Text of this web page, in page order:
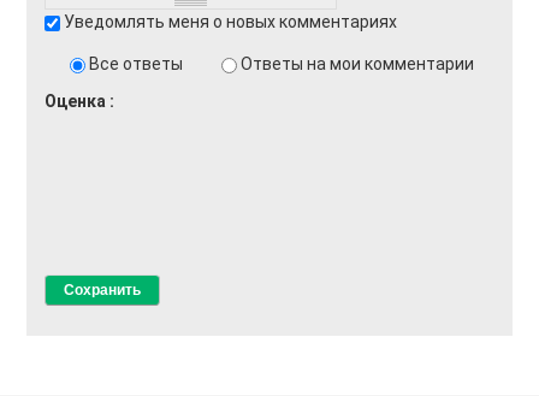
Возврат товара
Уведомлять меня о новых комментариях
Все ответы
Ответы на мои комментарии
Оценка